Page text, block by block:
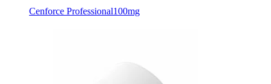
Cenforce Professional100mg